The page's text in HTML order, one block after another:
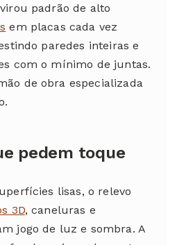
padrão de alto
em placas cada vez
paredes inteiras e
com o mínimo de juntas.
de obra especializada
pedem toque
lisas, o relevo
3D, caneluras e
jogo de luz e sombra. A